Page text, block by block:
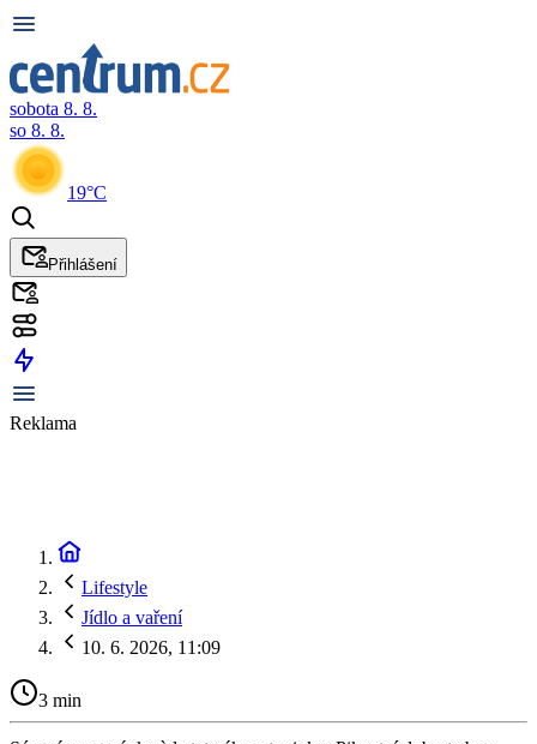
sobota 8. 8.
so 8. 8.
19°C
Přihlášení
Reklama
Lifestyle
Jídlo a vaření
10. 6. 2026, 11:09
3 min